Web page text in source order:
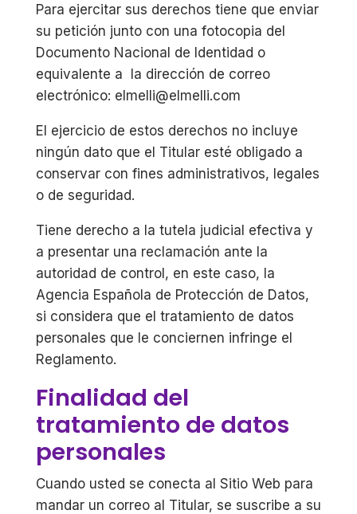
Para ejercitar sus derechos tiene que enviar
su petición junto con una fotocopia del
Documento Nacional de Identidad o
equivalente a la dirección de correo
electrónico: elmelli@elmelli.com
El ejercicio de estos derechos no incluye
ningún dato que el Titular esté obligado a
conservar con fines administrativos, legales
o de seguridad.
Tiene derecho a la tutela judicial efectiva y
a presentar una reclamación ante la
autoridad de control, en este caso, la
Agencia Española de Protección de Datos,
si considera que el tratamiento de datos
personales que le conciernen infringe el
Reglamento.
Finalidad del
tratamiento de datos
personales
Cuando usted se conecta al Sitio Web para
mandar un correo al Titular, se suscribe a su